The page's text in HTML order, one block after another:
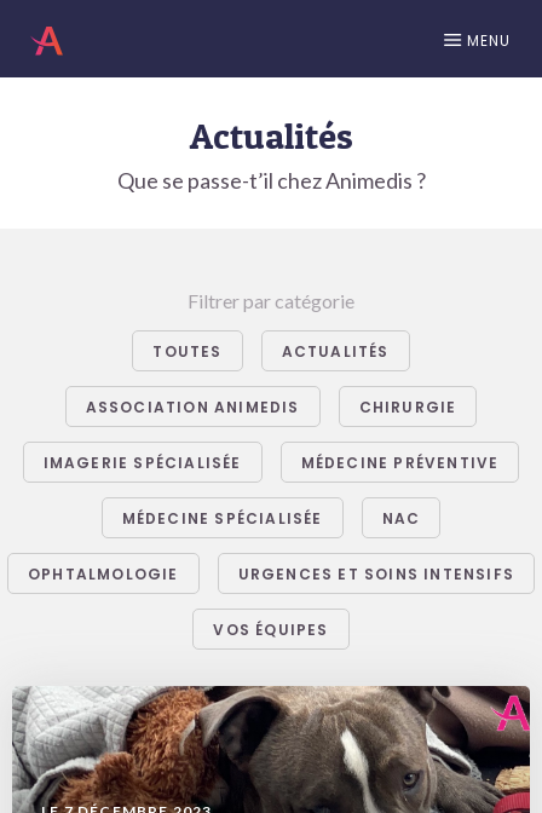
MENU
Actualités
Que se passe-t’il chez Animedis ?
Filtrer par catégorie
TOUTES ACTUALITÉS
ASSOCIATION ANIMEDIS CHIRURGIE
IMAGERIE SPÉCIALISÉE MÉDECINE PRÉVENTIVE
MÉDECINE SPÉCIALISÉE NAC
OPHTALMOLOGIE URGENCES ET SOINS INTENSIFS
VOS ÉQUIPES